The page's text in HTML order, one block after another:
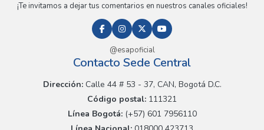
¡Te invitamos a dejar tus comentarios en nuestros canales oficiales!
@esapoficial
Contacto Sede Central
Dirección:Calle 44 # 53 - 37, CAN, Bogotá D.C.
Código postal: 111321
Línea Bogotá:(+57) 601 7956110